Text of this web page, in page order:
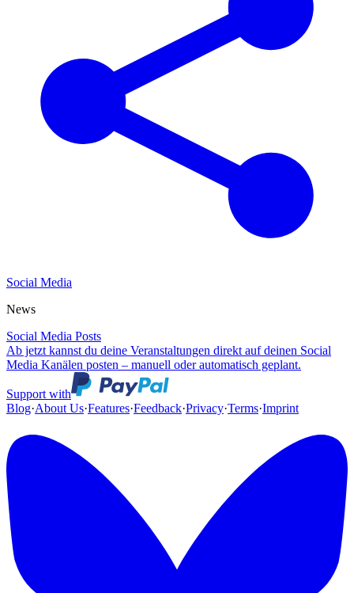
Social Media
News
Social Media Posts
Ab jetzt kannst du deine Veranstaltungen direkt auf deinen Social
Media Kanälen posten – manuell oder automatisch geplant.
Support with
Blog·About Us·Features·Feedback·Privacy·Terms·Imprint